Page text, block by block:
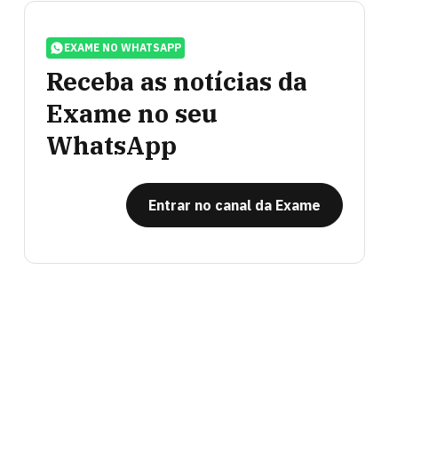
EXAME NO WHATSAPP
Receba as notícias da
Exame no seu
WhatsApp
Entrar no canal da Exame